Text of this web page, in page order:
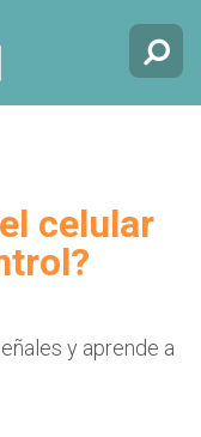
celular
y aprende a